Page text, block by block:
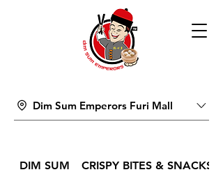
Dim Sum Emperors Furi Mall
DIM SUM CRISPY BITES & SNACKS